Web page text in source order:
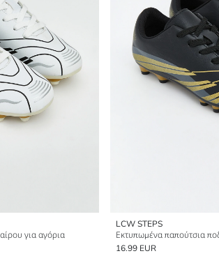
για αγόρια
LCW STEPS
Εκτυπωμένα παπούτσια
16.99 EUR